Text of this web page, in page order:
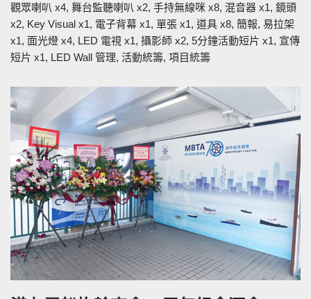
觀眾喇叭 x4, 舞台監聽喇叭 x2, 手持無線咪 x8, 混音器 x1, 鏡頭
x2, Key Visual x1, 電子背幕 x1, 單張 x1, 道具 x8, 簡報, 易拉架
x1, 面光燈 x4, LED 電視 x1, 攝影師 x2, 5分鐘活動短片 x1, 宣傳
短片 x1, LED Wall 管理, 活動統籌, 項目統籌